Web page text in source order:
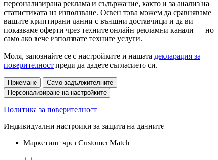
персонализирана реклама и съдържание, както и за анализ на
статистиката на използване. Освен това можем да сравняваме
вашите криптирани данни с външни доставчици и да ви
показваме оферти чрез техните онлайн рекламни канали — но
само ако вече използвате техните услуги.
Моля, запознайте се с настройките и нашата декларация за
поверителност преди да дадете съгласието си.
Приемане
Само задължителните
Персонализиране на настройките
Политика за поверителност
Индивидуални настройки за защита на данните
Маркетинг чрез Customer Match